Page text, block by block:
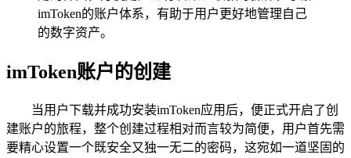
imToken的账户体系，有助于用户更好地管理自己
的数字资产。
imToken账户的创建
当用户下载并成功安装imToken应用后，便正式开启了创
建账户的旅程，整个创建过程相对而言较为简便，用户首先需
要精心设置一个既安全又独一无二的密码，这宛如一道坚固的